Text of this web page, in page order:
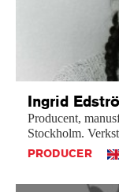
Ingrid
Producent,
Stockholm.
PRODUCER